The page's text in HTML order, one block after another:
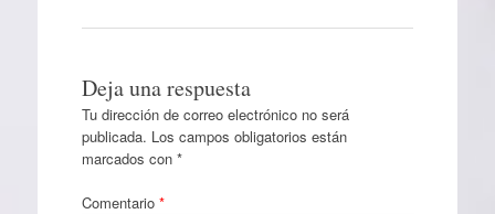
Deja una respuesta
Tu dirección de correo electrónico no será
publicada. Los campos obligatorios están
marcados con *
Comentario *